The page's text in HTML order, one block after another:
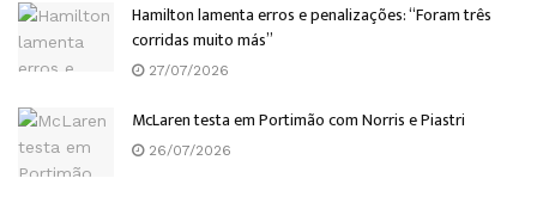
Hamilton lamenta erros e penalizações: “Foram três
corridas muito más”
27/07/2026
McLaren testa em Portimão com Norris e Piastri
26/07/2026